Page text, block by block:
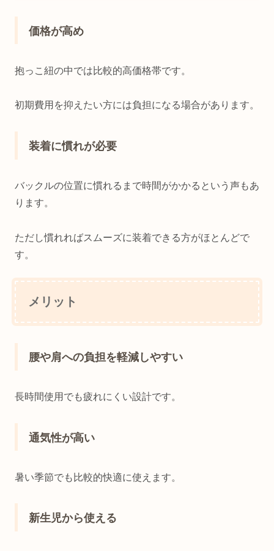
価格が高め
抱っこ紐の中では比較的高価格帯です。
初期費用を抑えたい方には負担になる場合があります。
装着に慣れが必要
バックルの位置に慣れるまで時間がかかるという声もあ
ります。
ただし慣れればスムーズに装着できる方がほとんどで
す。
メリット
腰や肩への負担を軽減しやすい
長時間使用でも疲れにくい設計です。
通気性が高い
暑い季節でも比較的快適に使えます。
新生児から使える